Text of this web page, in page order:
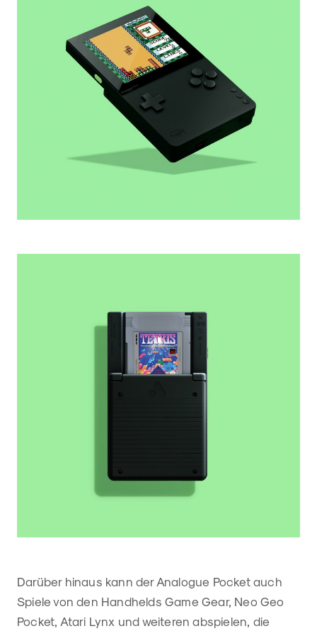
Darüber hinaus kann der Analogue Pocket auch
Spiele von den Handhelds Game Gear, Neo Geo
Pocket, Atari Lynx und weiteren abspielen, die